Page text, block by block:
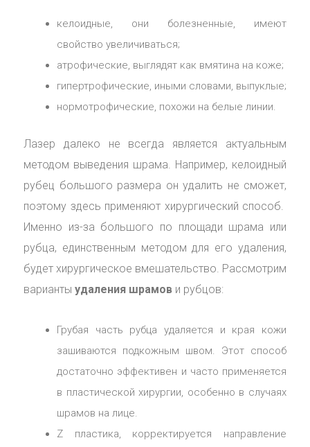
келоидные, они болезненные, имеют
свойство увеличиваться;
атрофические, выглядят как вмятина на коже;
гипертрофические, иными словами, выпуклые;
нормотрофические, похожи на белые линии.
Лазер далеко не всегда является актуальным
методом выведения шрама. Например, келоидный
рубец большого размера он удалить не сможет,
поэтому здесь применяют хирургический способ.
Именно из-за большого по площади шрама или
рубца, единственным методом для его удаления,
будет хирургическое вмешательство. Рассмотрим
варианты удаления шрамов и рубцов:
Грубая часть рубца удаляется и края кожи
зашиваются подкожным швом. Этот способ
достаточно эффективен и часто применяется
в пластической хирургии, особенно в случаях
шрамов на лице.
Z пластика, корректируется направление